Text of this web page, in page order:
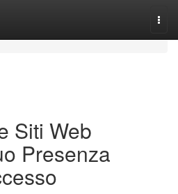
Siti Web
Presenza